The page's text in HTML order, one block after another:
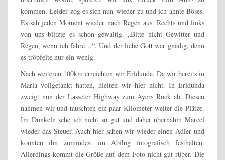
kommen. Leider zog es sich nun wieder zu und ich ahnte Böses.
Es sah jeden Moment wieder nach Regen aus. Rechts und links
von uns blitzte es schon gewaltig. „Bitte nicht Gewitter und
Regen, wenn ich fahre…“. Und der liebe Gott war gnädig, denn
es tröpfelte nur ein wenig.
Nach weiteren 100km erreichten wir Erldunda. Da wir bereits in
Marla vollgetankt hatten, hielten wir hier nicht. In Erldunda
zweigt nun der Lasseter Highway zum Ayers Rock ab. Diesen
nahmen wir und tauschten ein paar Kilometer weiter die Plätze.
Im Dunkeln sehe ich nicht so gut und daher übernahm Marcel
wieder das Steuer. Auch hier sahen wir wieder einen Adler und
konnten ihn zumindest im Abflug fotografisch festhalten.
Allerdings kommt die Größe auf dem Foto nicht gut rüber. Die